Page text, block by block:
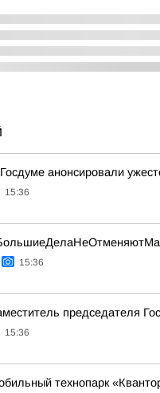
анонсировали
15:36
15:36
председателя
15:36
технопарк